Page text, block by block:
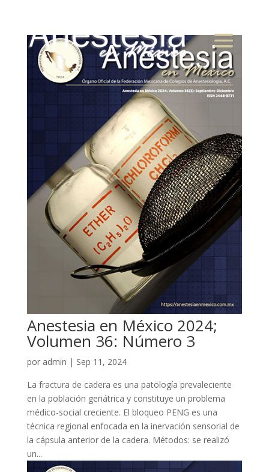
Anestesia en México 2024;
Volumen 36: Número 3
por admin | Sep 11, 2024
La fractura de cadera es una patología prevaleciente
en la población geriátrica y constituye un problema
médico-social creciente. El bloqueo PENG es una
técnica regional enfocada en la inervación sensorial de
la cápsula anterior de la cadera. Métodos: se realizó
un...